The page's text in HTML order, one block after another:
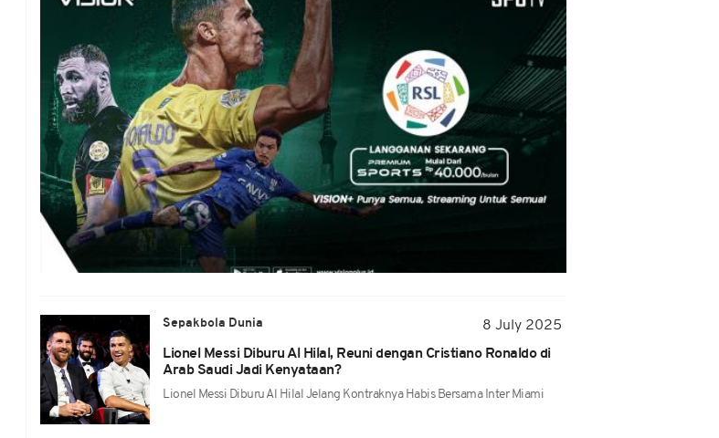
Sepakbola Dunia
8 July 2025
Lionel Messi Diburu Al Hilal, Reuni dengan Cristiano Ronaldo di
Arab Saudi Jadi Kenyataan?
Lionel Messi Diburu Al Hilal Jelang Kontraknya Habis Bersama Inter Miami